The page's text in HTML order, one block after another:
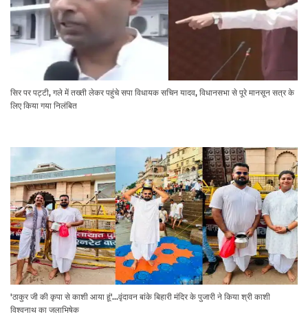
सिर पर पट्टी, गले में तख्ती लेकर पहुंचे सपा विधायक सचिन यादव, विधानसभा से पूरे मानसून सत्र के
लिए किया गया निलंबित
'ठाकुर जी की कृपा से काशी आया हूं'...वृंदावन बांके बिहारी मंदिर के पुजारी ने किया श्री काशी
विश्वनाथ का जलाभिषेक